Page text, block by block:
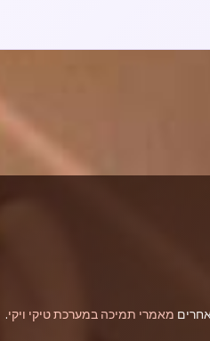
מאמרי תמיכה במערכת טיקי ויקי.